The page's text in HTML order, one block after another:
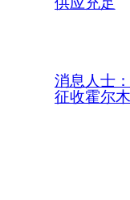
消息人士
征收霍尔